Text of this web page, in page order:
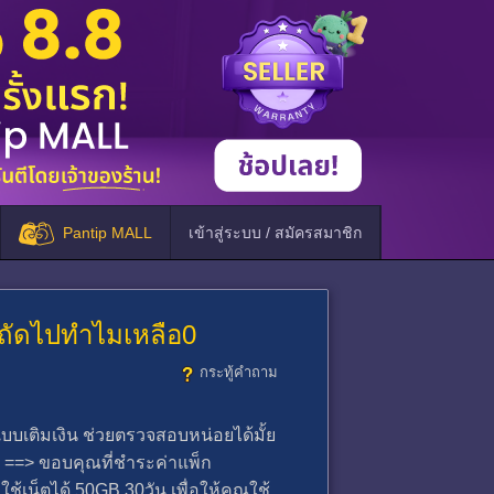
Pantip MALL เข้าสู่ระบบ / สมัครสมาชิก
ดไปทำไมเหลือ0
กระทู้คำถาม
บเติมเงิน ช่วยตรวจสอบหน่อยได้มั้ย
==> ขอบคุณที่ชำระค่าแพ็ก
ช้เน็ตได้ 50GB 30วัน เพื่อให้คุณใช้